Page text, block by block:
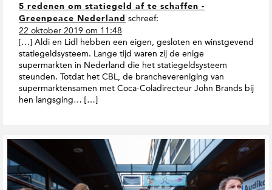
5 redenen om statiegeld af te schaffen -
Greenpeace Nederland schreef:
22 oktober 2019 om 11:48
[…] Aldi en Lidl hebben een eigen, gesloten en winstgevend
statiegeldsysteem. Lange tijd waren zij de enige
supermarkten in Nederland die het statiegeldsysteem
steunden. Totdat het CBL, de branchevereniging van
supermarktensamen met Coca-Coladirecteur John Brands bij
hen langsging… […]
G
e